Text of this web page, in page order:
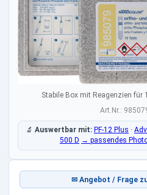
Stabile Box mit Reagenzien für
Art.Nr.:
🔬 Auswertbar mit: PF-12 Plus ·
500 D → passendes
✉ Angebot / Frage